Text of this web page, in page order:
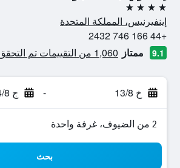
4 نجوم
إينفيرنيس، المملكة المتحدة
+44 166 746 2432
9.1 ممتاز 1,060 من التقييمات تم التحقق منها
خ 13/8 - ج 14/8
2 من الضيوف، غرفة واحدة
بحث